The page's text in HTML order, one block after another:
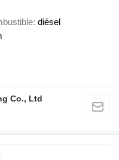
diésel
Co., Ltd